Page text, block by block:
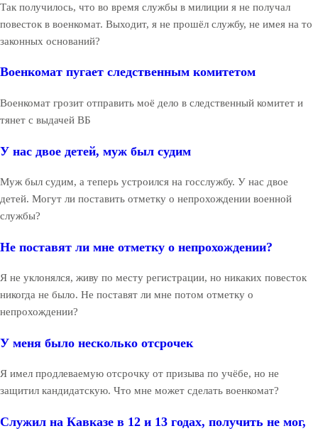
Так получилось, что во время службы в милиции я не получал
повесток в военкомат. Выходит, я не прошёл службу, не имея на то
законных оснований?
Военкомат пугает следственным комитетом
Военкомат грозит отправить моё дело в следственный комитет и
тянет с выдачей ВБ
У нас двое детей, муж был судим
Муж был судим, а теперь устроился на госслужбу. У нас двое
детей. Могут ли поставить отметку о непрохождении военной
службы?
Не поставят ли мне отметку о непрохождении?
Я не уклонялся, живу по месту регистрации, но никаких повесток
никогда не было. Не поставят ли мне потом отметку о
непрохождении?
У меня было несколько отсрочек
Я имел продлеваемую отсрочку от призыва по учёбе, но не
защитил кандидатскую. Что мне может сделать военкомат?
Служил на Кавказе в 12 и 13 годах, получить не мог,